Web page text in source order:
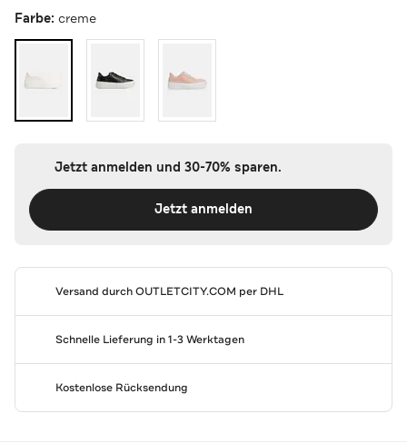
Farbe: creme
Jetzt anmelden und 30-70% sparen.
Jetzt anmelden
Versand durchOUTLETCITY.COM per DHL
Schnelle Lieferung in 1-3 Werktagen
Kostenlose Rücksendung